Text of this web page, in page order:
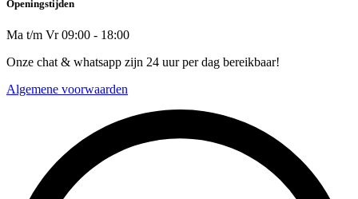
Openingstijden
Ma t/m Vr 09:00 - 18:00
Onze chat & whatsapp zijn 24 uur per dag bereikbaar!
Algemene voorwaarden